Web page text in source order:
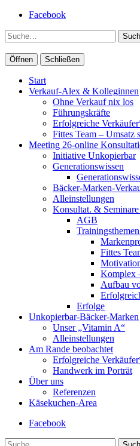
Facebook
Suche
Öffnen Schließen
Start
Verkauf-Alex & Kolleginnen
Ohne Verkauf nix los
Führungskräfte
Erfolgreiche
Fittes Team – Umsatz
Meeting 26-online
Initiative Unkopierbar
Generationswissen
Bäcker-Marken-
Alleinstellungen
Konsultat. &
AGB
Fittes
Komplex
Aufbau
Erfolge
Unkopierbar-Bäcker-Marken
Unser „Vitamin A“
Alleinstellungen
Am Rande beobachtet
Erfolgreiche
Handwerk im Porträt
Über uns
Referenzen
Käsekuchen-Area
Facebook
Suche